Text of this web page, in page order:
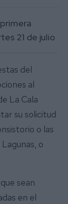
21 de julio
del
al
La Cala
su solicitud
o las
o
sean
en el